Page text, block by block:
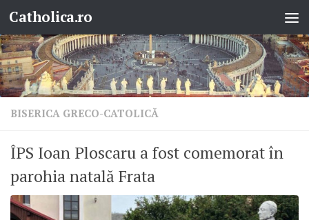
Skip to content
Catholica.ro
BISERICA GRECO-CATOLICĂ
ÎPS Ioan Ploscaru a fost comemorat în
parohia natală Frata